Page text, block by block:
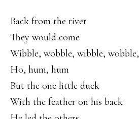
Back from the river
They would come
Wibble, wobble, wibble, wobble,
Ho, hum, hum
But the one little duck
With the feather on his back